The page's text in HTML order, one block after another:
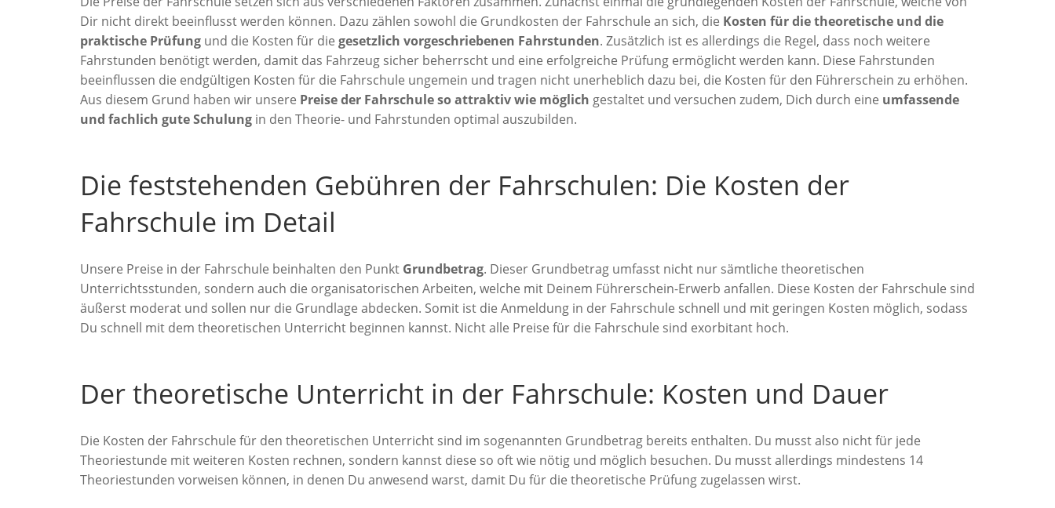
Dir nicht direkt beeinflusst werden können. Dazu zählen sowohl die Grundkosten der Fahrschule an sich, die Kosten für die theoretische und die
praktische Prüfung und die Kosten für die gesetzlich vorgeschriebenen Fahrstunden. Zusätzlich ist es allerdings die Regel, dass noch weitere
Fahrstunden benötigt werden, damit das Fahrzeug sicher beherrscht und eine erfolgreiche Prüfung ermöglicht werden kann. Diese Fahrstunden
beeinflussen die endgültigen Kosten für die Fahrschule ungemein und tragen nicht unerheblich dazu bei, die Kosten für den Führerschein zu erhöhen.
Aus diesem Grund haben wir unsere Preise der Fahrschule so attraktiv wie möglich gestaltet und versuchen zudem, Dich durch eine umfassende
und fachlich gute Schulung in den Theorie- und Fahrstunden optimal auszubilden.
Die feststehenden Gebühren der Fahrschulen: Die Kosten der
Fahrschule im Detail
Unsere Preise in der Fahrschule beinhalten den Punkt Grundbetrag. Dieser Grundbetrag umfasst nicht nur sämtliche theoretischen
Unterrichtsstunden, sondern auch die organisatorischen Arbeiten, welche mit Deinem Führerschein-Erwerb anfallen. Diese Kosten der Fahrschule sind
äußerst moderat und sollen nur die Grundlage abdecken. Somit ist die Anmeldung in der Fahrschule schnell und mit geringen Kosten möglich, sodass
Du schnell mit dem theoretischen Unterricht beginnen kannst. Nicht alle Preise für die Fahrschule sind exorbitant hoch.
Der theoretische Unterricht in der Fahrschule: Kosten und Dauer
Die Kosten der Fahrschule für den theoretischen Unterricht sind im sogenannten Grundbetrag bereits enthalten. Du musst also nicht für jede
Theoriestunde mit weiteren Kosten rechnen, sondern kannst diese so oft wie nötig und möglich besuchen. Du musst allerdings mindestens 14
Theoriestunden vorweisen können, in denen Du anwesend warst, damit Du für die theoretische Prüfung zugelassen wirst.